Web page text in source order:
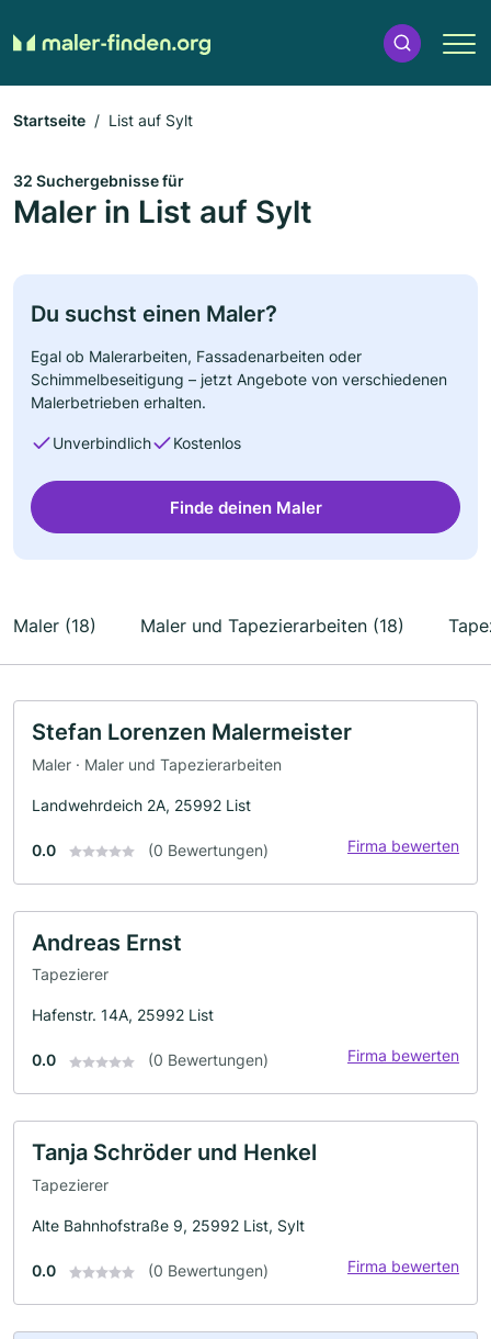
Startseite List auf Sylt
32 Suchergebnisse für
Maler in List auf Sylt
Du suchst einen Maler?
Egal ob Malerarbeiten, Fassadenarbeiten oder
Schimmelbeseitigung – jetzt Angebote von verschiedenen
Malerbetrieben erhalten.
Unverbindlich Kostenlos
Finde deinen Maler
Maler (18) Maler und Tapezierarbeiten (18)
Stefan Lorenzen Malermeister
Maler · Maler und Tapezierarbeiten
Landwehrdeich 2A, 25992 List
0.0 (0 Bewertungen) Firma bewerten
Andreas Ernst
Tapezierer
Hafenstr. 14A, 25992 List
0.0 (0 Bewertungen) Firma bewerten
Tanja Schröder und Henkel
Tapezierer
Alte Bahnhofstraße 9, 25992 List, Sylt
0.0 (0 Bewertungen) Firma bewerten